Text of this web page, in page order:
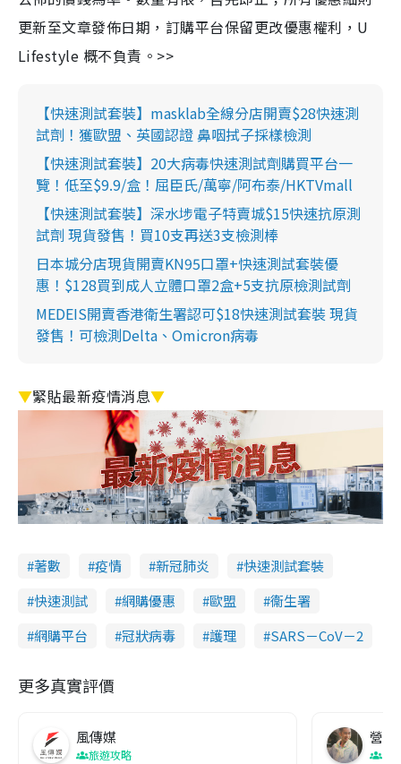
更新至文章發佈日期，訂購平台保留更改優惠權利，U
Lifestyle 概不負責。>>
【快速測試套裝】masklab全線分店開賣$28快速測
試劑！獲歐盟、英國認證 鼻咽拭子採樣檢測
【快速測試套裝】20大病毒快速測試劑購買平台一
覽！低至$9.9/盒！屈臣氏/萬寧/阿布泰/HKTVmall
【快速測試套裝】深水埗電子特賣城$15快速抗原測
試劑 現貨發售！買10支再送3支檢測棒
日本城分店現貨開賣KN95口罩+快速測試套裝優
惠！$128買到成人立體口罩2盒+5支抗原檢測試劑
MEDEIS開賣香港衛生署認可$18快速測試套裝 現貨
發售！可檢測Delta、Omicron病毒
▼緊貼最新疫情消息▼
著數 疫情 新冠肺炎
快速測試套裝
快速測試
網購優惠 歐盟
衞生署
網購平台
冠狀病毒 護理 SARS－CoV－2
更多真實評價
風傳媒
旅遊攻略
營養